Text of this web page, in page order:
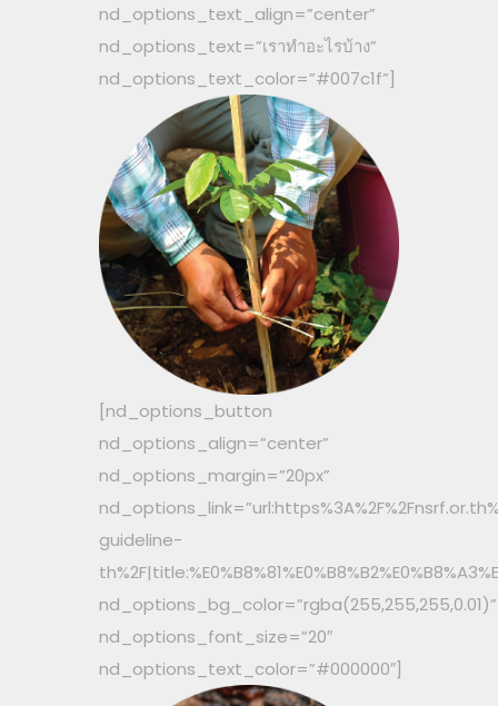
nd_options_text_align=”center”
nd_options_text=”เราทำอะไรบ้าง”
nd_options_text_color=”#007c1f”]
[nd_options_button
nd_options_align=”center”
nd_options_margin=”20px”
guideline-
nd_options_bg_color=”rgba(255,255,255,0.01)”
nd_options_font_size=”20″
nd_options_text_color=”#000000″]